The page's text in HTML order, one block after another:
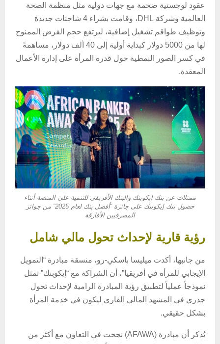
عقود لوجستية ضخمة مع جهات دولية مثل منظمة الصحة
العالمية وشركة DHL، وقامت بشراء 4 شاحنات جديدة
وتوظيف طواقم تشغيل إضافية، ليرتفع حجم القرض الممنوح
لها من 5000 دولار كبداية أولية إلى 40 ألف دولار، مساهمةً
في كسر الصور النمطية حول قدرة المرأة على إدارة الأعمال
المعقدة.
ممثلات عن بنك إيكوبنك والبنك الأفريقي للتنمية على المنصة أثناء
حصول بنك إيكوبنك على جائزة “أفضل بنك لعام 2025” من جوائز
المصرفيين الأفارقة
رؤية قارية لإحداث تحول مالي شامل
من جانبها، أكدت ميليسا باسكي-رو، منسقة مبادرة “التمويل
الإيجابي للمرأة في أفريقيا”، أن الشراكة مع “إيكوبنك” تمثل
نموذجاً عملياً لتطبيق رؤية المبادرة الرامية لإحداث تحول
جذري في المشهد المالي القاري ليكون في خدمة المرأة
بشكل حقيقي.
يُذكر أن مبادرة (AFAWA) نجحت في التعاون مع أكثر من